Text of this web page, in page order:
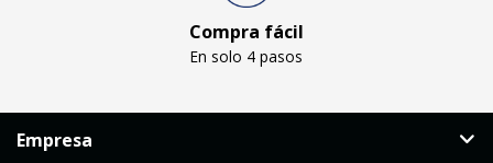
Compra fácil
En solo 4 pasos
Empresa